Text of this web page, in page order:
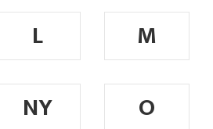
L
M
NY
O